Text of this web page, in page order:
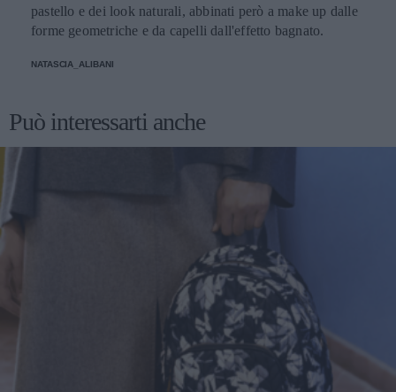
pastello e dei look naturali, abbinati però a make up dalle
forme geometriche e da capelli dall'effetto bagnato.
NATASCIA_ALIBANI
Può interessarti anche